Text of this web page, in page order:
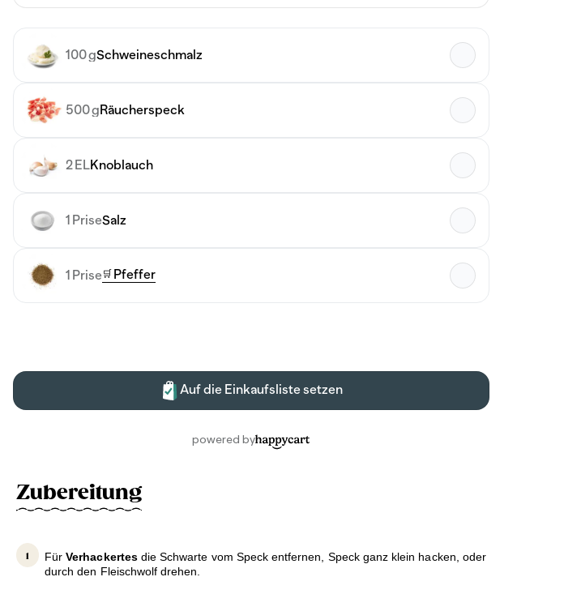
Zubereitung
FürVerhackertesdie Schwarte vom Speck entfernen, Speck ganz klein hacken, oder
durch den Fleischwolf drehen.